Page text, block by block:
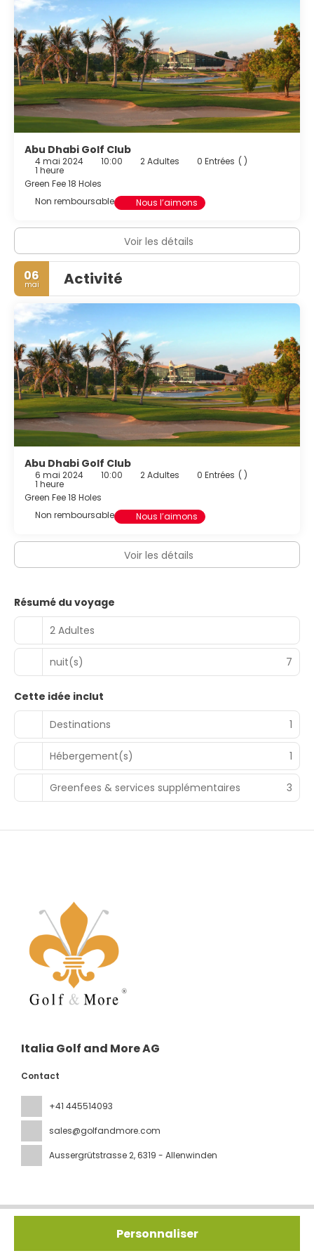
Personnaliser
limousines/berlines et un service d'arrivée express. Si vous
devez organiser une réunion à Abu Dhabi, faites
confiance à cet hôtel qui dispose d'espaces événements
mesurant 600 mètres carrés et comprenant un espace
de conférence et 7 des salles de réunion. Un parking
gratuit est disponible dans l'enceinte de l'hébergement.
Abu Dhabi Golf Club
4 mai 2024 10:00 2 Adultes 0 Entrées ( )
1 heure
Green Fee 18 Holes
Non remboursable
Nous l’aimons
Voir les détails
06
mai Activité
Abu Dhabi Golf Club
6 mai 2024 10:00 2 Adultes 0 Entrées ( )
1 heure
Green Fee 18 Holes
Non remboursable
Nous l’aimons
Voir les détails
Résumé du voyage
2 Adultes
nuit(s) 7
Cette idée inclut
Destinations
1
Hébergement(s) 1
Greenfees & services supplémentaires 3
Italia Golf and More AG
Contact
+41 445514093
sales@golfandmore.com
Aussergrütstrasse 2, 6319 - Allenwinden
Tous droits réservés IGM © 2026 Politique de confidentialité